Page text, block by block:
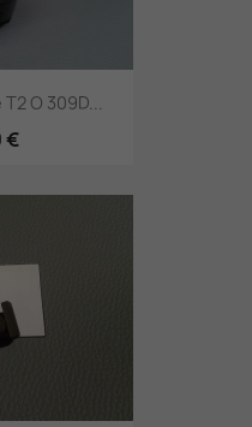
O 309D...
€